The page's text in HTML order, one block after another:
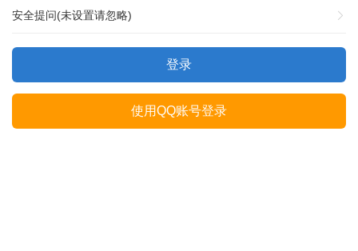
安全提问(未设置请忽略)
登录
使用QQ账号登录